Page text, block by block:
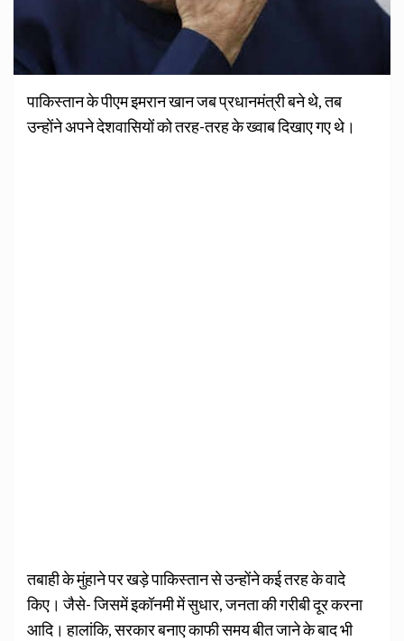
पाकिस्तान के पीएम इमरान खान जब प्रधानमंत्री बने थे, तब
उन्होंने अपने देशवासियों को तरह-तरह के ख्वाब दिखाए गए थे।
तबाही के मुंहाने पर खड़े पाकिस्तान से उन्होंने कई तरह के वादे
किए। जैसे- जिसमें इकॉनमी में सुधार, जनता की गरीबी दूर करना
आदि। हालांकि, सरकार बनाए काफी समय बीत जाने के बाद भी